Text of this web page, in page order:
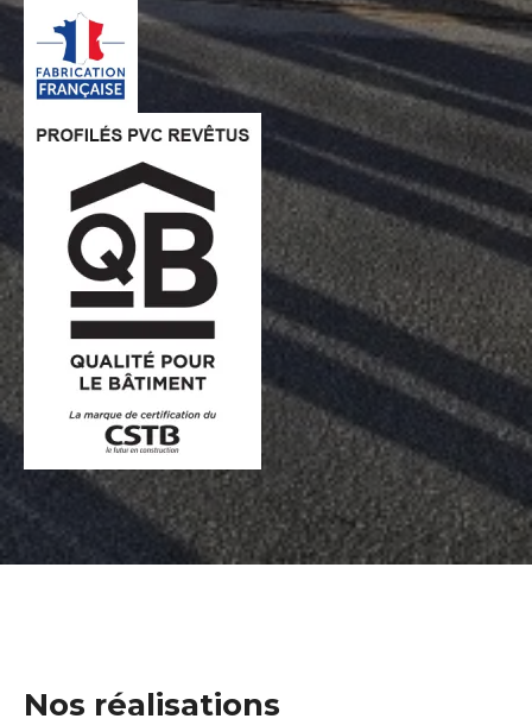
Nos réalisations